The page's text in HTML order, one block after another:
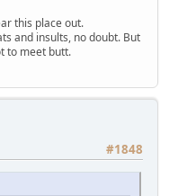
this place out.
and insults, no doubt. But
to meet butt.
#1848